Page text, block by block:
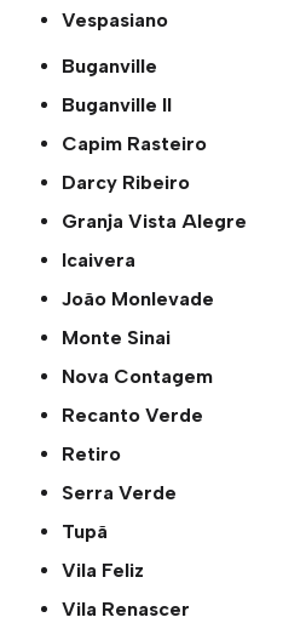
Vespasiano
Buganville
Buganville ll
Capim Rasteiro
Darcy Ribeiro
Granja Vista Alegre
Icaivera
João Monlevade
Monte Sinai
Nova Contagem
Recanto Verde
Retiro
Serra Verde
Tupã
Vila Feliz
Vila Renascer